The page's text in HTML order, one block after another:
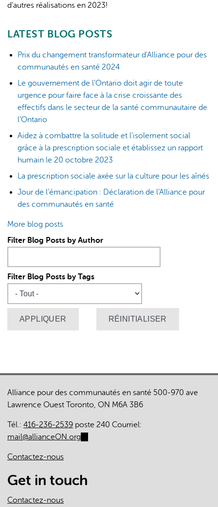
d’autres réalisations en 2023!
LATEST BLOG POSTS
Prix du changement transformateur d'Alliance pour des
communautés en santé 2024
Le gouvernement de l’Ontario doit agir de toute
urgence pour faire face à la crise croissante des
effectifs dans le secteur de la santé communautaire de
l’Ontario
Aidez à combattre la solitude et l'isolement social
grâce à la prescription sociale et établissez un rapport
humain le 20 octobre 2023
La prescription sociale axée sur la culture pour les aînés
Jour de l’émancipation : Déclaration de l’Alliance pour
des communautés en santé
More blog posts
Filter Blog Posts by Author
Filter Blog Posts by Tags
Alliance pour des communautés en santé 500-970 ave
Lawrence Ouest Toronto, ON M6A 3B6
Tél.: 416-236-2539 poste 240 Courriel:
mail@allianceON.org
mail)
Contactez-nous
Get in touch
Contactez-nous